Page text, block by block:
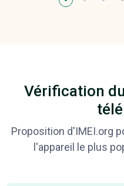
Vérification
Proposition d'IMEI.org
l'appareil le plus